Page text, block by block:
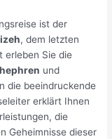
ist der
, dem letzten
erleben Sie die
und
die beeindruckende
erklärt Ihnen
die
Geheimnisse dieser